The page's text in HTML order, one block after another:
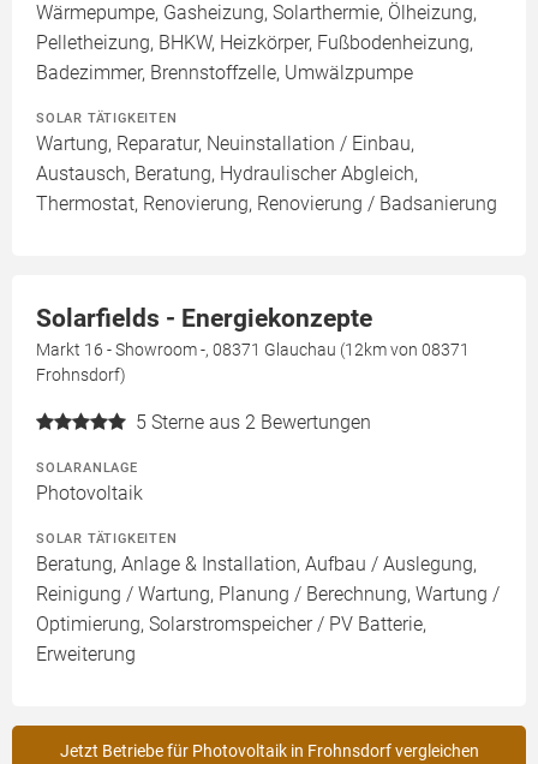
Wärmepumpe, Gasheizung, Solarthermie, Ölheizung,
Pelletheizung, BHKW, Heizkörper, Fußbodenheizung,
Badezimmer, Brennstoffzelle, Umwälzpumpe
SOLAR TÄTIGKEITEN
Wartung, Reparatur, Neuinstallation / Einbau,
Austausch, Beratung, Hydraulischer Abgleich,
Thermostat, Renovierung, Renovierung / Badsanierung
Solarfields - Energiekonzepte
Markt 16 - Showroom -, 08371 Glauchau (12km von 08371
Frohnsdorf)
5 Sterne aus 2 Bewertungen
SOLARANLAGE
Photovoltaik
SOLAR TÄTIGKEITEN
Beratung, Anlage & Installation, Aufbau / Auslegung,
Reinigung / Wartung, Planung / Berechnung, Wartung /
Optimierung, Solarstromspeicher / PV Batterie,
Erweiterung
Jetzt Betriebe für Photovoltaik in Frohnsdorf vergleichen